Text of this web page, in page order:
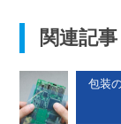
関連記
包装